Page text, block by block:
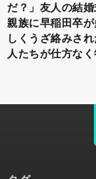
だ？」友人の結
親族に早稲田卒
しくうざ絡みさ
人たちが仕方な